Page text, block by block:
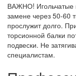
ВАЖНО! Игольчатые
замене через 50-60
прослужит долго.
торсионной балки
подвески. Не
специалистам.